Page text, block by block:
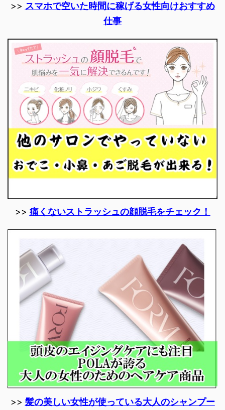
>> スマホで空いた時間に稼げる女性向けおすすめ
仕事
>> 痛くないストラッシュの顔脱毛をチェック！
>> 髪の美しい女性が使っている大人のシャンプー